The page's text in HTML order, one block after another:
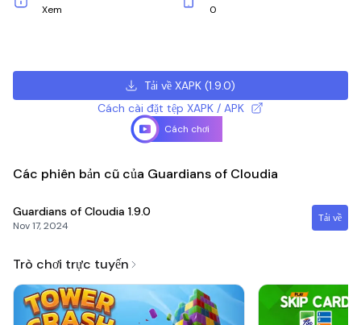
Xem 0
Tải về XAPK (1.9.0)
Cách cài đặt tệp XAPK / APK
Cách chơi
Các phiên bản cũ của Guardians of Cloudia
Guardians of Cloudia 1.9.0
Nov 17, 2024
Tải về
Trò chơi trực tuyến